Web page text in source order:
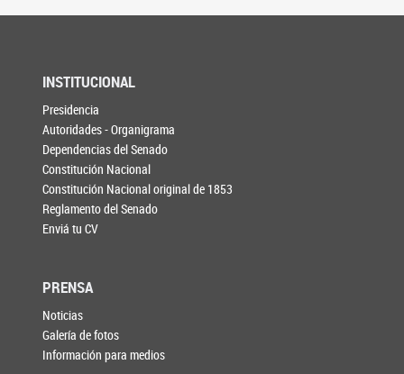
INSTITUCIONAL
Presidencia
Autoridades - Organigrama
Dependencias del Senado
Constitución Nacional
Constitución Nacional original de 1853
Reglamento del Senado
Enviá tu CV
PRENSA
Noticias
Galería de fotos
Información para medios